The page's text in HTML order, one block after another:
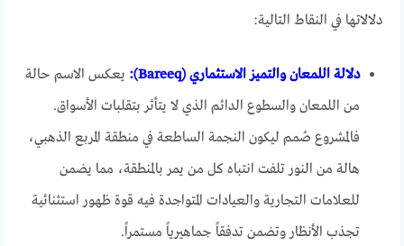
دلالاتها في النقاط التالية:
دلالة اللمعان والتميز الاستثماري (Bareeq):
يعكس الاسم حالة
من اللمعان والسطوع الدائم الذي لا يتأثر بتقلبات الأسواق.
فالمشروع صُمم ليكون النجمة الساطعة في منطقة المربع الذهبي،
هالة من النور تلفت انتباه كل من يمر بالمنطقة، مما يضمن
للعلامات التجارية والعيادات المتواجدة فيه قوة ظهور استثنائية
تجذب الأنظار وتضمن تدفقاً جماهيرياً مستمراً.